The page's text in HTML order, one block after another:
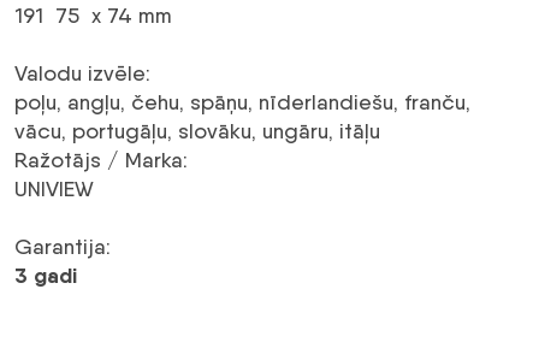
191 75 x 74 mm
Valodu izvēle:
poļu, angļu, čehu, spāņu, nīderlandiešu, franču,
vācu, portugāļu, slovāku, ungāru, itāļu
Ražotājs / Marka:
UNIVIEW
Garantija:
3 gadi